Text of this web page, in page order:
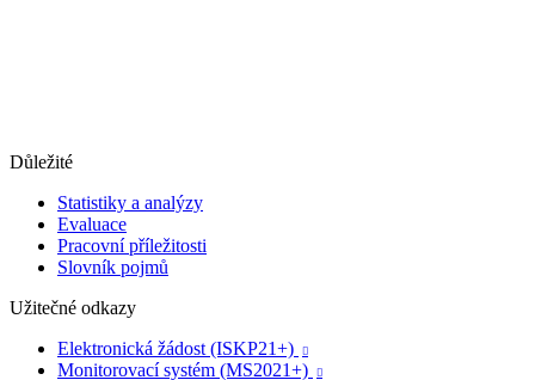
Důležité
Statistiky a analýzy
Evaluace
Pracovní příležitosti
Slovník pojmů
Užitečné odkazy
Elektronická žádost (ISKP21+)

Monitorovací systém (MS2021+) 